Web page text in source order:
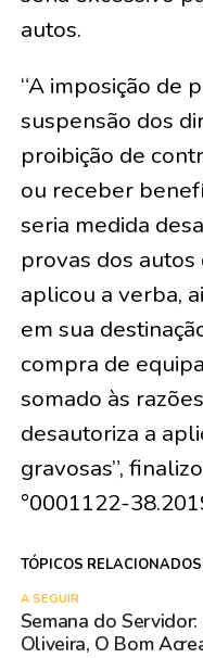
autos.
“A imposição de
suspensão dos
proibição de
ou receber
seria medida
provas dos
aplicou a verba,
em sua
compra de
somado às
desautoriza a
gravosas”,
°0001122-
TÓPICOS
A SEGUIR
Semana do
Oliveira, O Bom